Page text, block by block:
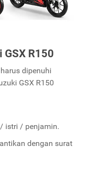
R150
dipenuhi
GSX R150
istri / penjamin.
dengan surat